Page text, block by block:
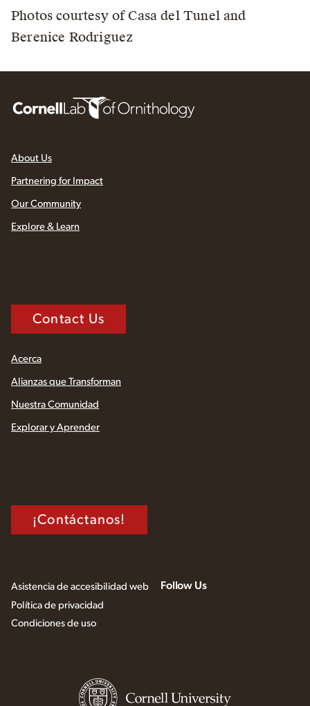
Photos courtesy of Casa del Tunel and
Berenice Rodriguez
About Us
Partnering for Impact
Our Community
Explore & Learn
Contact Us
Acerca
Alianzas que Transforman
Nuestra Comunidad
Explorar y Aprender
¡Contáctanos!
Asistencia de accesibilidad web
Política de privacidad
Condiciones de uso
Follow Us